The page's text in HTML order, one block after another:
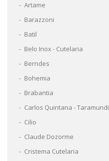
Artame
Barazzoni
Batil
Belo Inox - Cutelaria
Berndes
Bohemia
Brabantia
Carlos Quintana - Taramundi
Cilio
Claude Dozorme
Cristema Cutelaria